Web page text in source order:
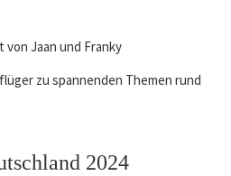
Jaan und Franky
zu spannenden Themen rund
2024